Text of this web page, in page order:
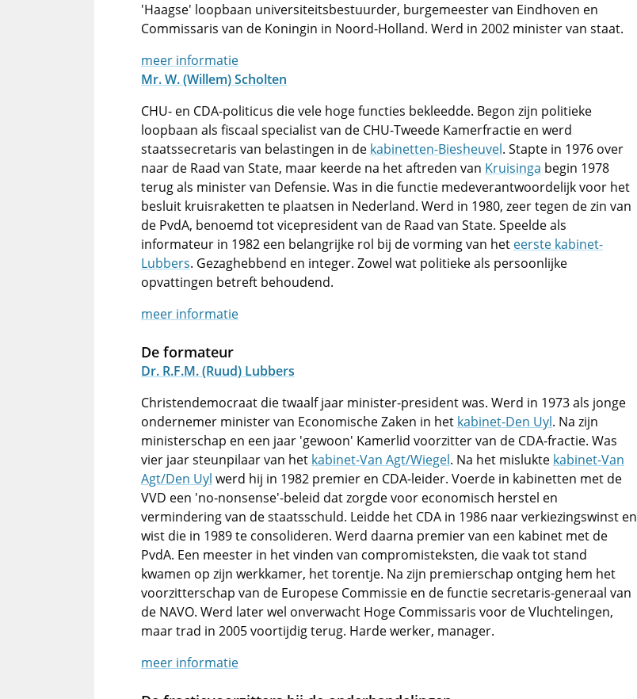
'Haagse' loopbaan universiteitsbestuurder, burgemeester van Eindhoven en
Commissaris van de Koningin in Noord-Holland. Werd in 2002 minister van staat.
meer informatie
Mr. W. (Willem) Scholten
CHU- en CDA-politicus die vele hoge functies bekleedde. Begon zijn politieke
loopbaan als fiscaal specialist van de CHU-Tweede Kamerfractie en werd
staatssecretaris van belastingen in de kabinetten-Biesheuvel. Stapte in 1976 over
naar de Raad van State, maar keerde na het aftreden van Kruisinga begin 1978
terug als minister van Defensie. Was in die functie medeverantwoordelijk voor het
besluit kruisraketten te plaatsen in Nederland. Werd in 1980, zeer tegen de zin van
de PvdA, benoemd tot vicepresident van de Raad van State. Speelde als
informateur in 1982 een belangrijke rol bij de vorming van het eerste kabinet-
Lubbers. Gezaghebbend en integer. Zowel wat politieke als persoonlijke
opvattingen betreft behoudend.
meer informatie
De formateur
Dr. R.F.M. (Ruud) Lubbers
Christendemocraat die twaalf jaar minister-president was. Werd in 1973 als jonge
ondernemer minister van Economische Zaken in het kabinet-Den Uyl. Na zijn
ministerschap en een jaar 'gewoon' Kamerlid voorzitter van de CDA-fractie. Was
vier jaar steunpilaar van het kabinet-Van Agt/Wiegel. Na het mislukte kabinet-Van
Agt/Den Uyl werd hij in 1982 premier en CDA-leider. Voerde in kabinetten met de
VVD een 'no-nonsense'-beleid dat zorgde voor economisch herstel en
vermindering van de staatsschuld. Leidde het CDA in 1986 naar verkiezingswinst en
wist die in 1989 te consolideren. Werd daarna premier van een kabinet met de
PvdA. Een meester in het vinden van compromisteksten, die vaak tot stand
kwamen op zijn werkkamer, het torentje. Na zijn premierschap ontging hem het
voorzitterschap van de Europese Commissie en de functie secretaris-generaal van
de NAVO. Werd later wel onverwacht Hoge Commissaris voor de Vluchtelingen,
maar trad in 2005 voortijdig terug. Harde werker, manager.
meer informatie